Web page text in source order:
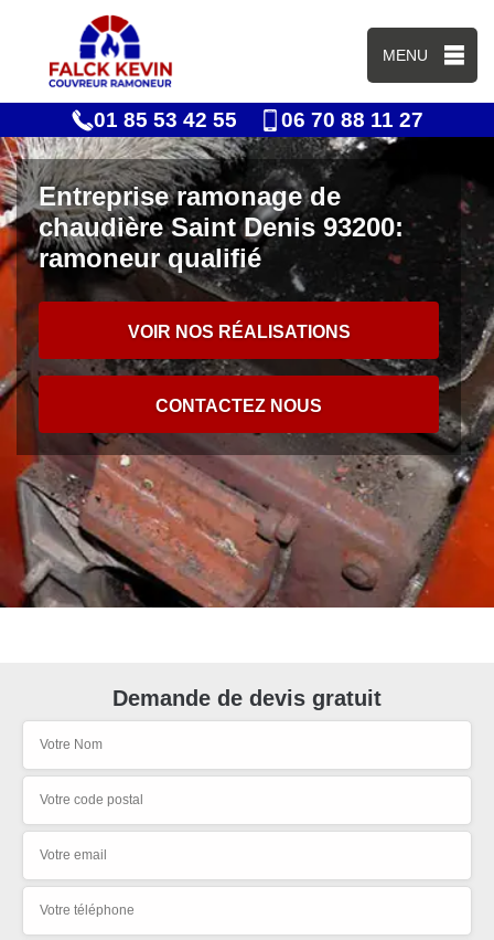
MENU
01 85 53 42 55 06 70 88 11 27
Entreprise ramonage de
chaudière Saint Denis 93200:
ramoneur qualifié
VOIR NOS RÉALISATIONS
CONTACTEZ NOUS
Demande de devis gratuit